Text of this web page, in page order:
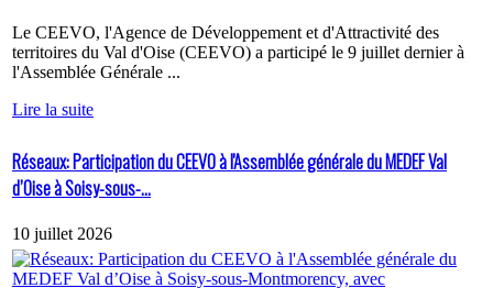
Le CEEVO, l'Agence de Développement et d'Attractivité des
territoires du Val d'Oise (CEEVO) a participé le 9 juillet dernier à
l'Assemblée Générale ...
Lire la suite
Réseaux: Participation du CEEVO à l'Assemblée générale du MEDEF Val
d’Oise à Soisy-sous-...
10 juillet 2026